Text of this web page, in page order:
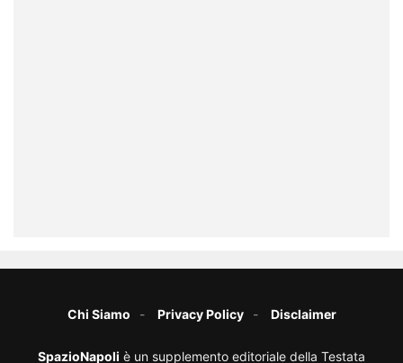
Chi Siamo Privacy Policy Disclaimer
SpazioNapoli è un supplemento editoriale della Testata